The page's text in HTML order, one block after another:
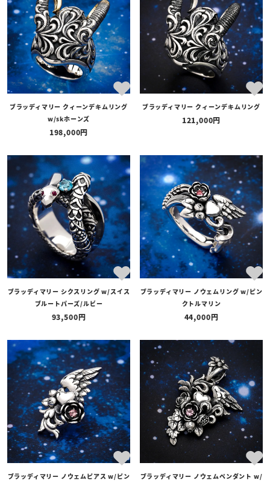
ブラッディマリー クィーンデキムリング
w/skホーンズ
198,000
ブラッディマリー クィーンデキムリング
121,000
ブラッディマリー シクスリング w/スイス
ブルートパーズ/ルビー
93,500
ブラッディマリー ノウェムリング w/ピン
クトルマリン
44,000
ブラッディマリー ノウェムピアス w/ピン
ブラッディマリー ノウェムペンダント w/